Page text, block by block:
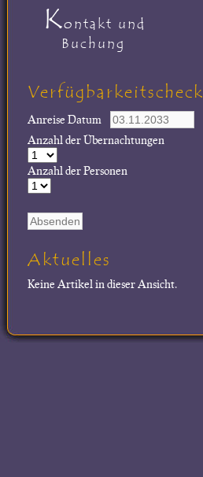
Kontakt und
Buchung
Verfügbarkeitscheck
Anreise Datum
Anzahl der Übernachtungen
Anzahl der Personen
Aktuelles
Keine Artikel in dieser Ansicht.